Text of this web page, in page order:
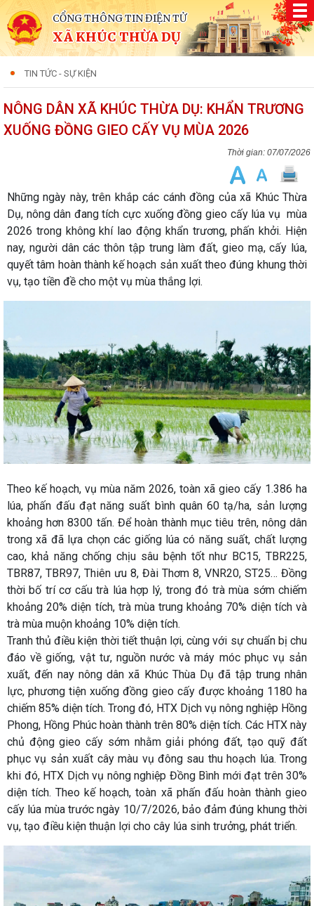
CỔNG THÔNG TIN ĐIỆN TỬ
XÃ KHÚC THỪA DỤ
TIN TỨC - SỰ KIỆN
NÔNG DÂN XÃ KHÚC THỪA DỤ: KHẨN TRƯƠNG
XUỐNG ĐỒNG GIEO CẤY VỤ MÙA 2026
07/07/2026
Những ngày này, trên khắp các cánh đồng của xã Khúc Thừa
Dụ, nông dân đang tích cực xuống đồng gieo cấy lúa vụ mùa
2026 trong không khí lao động khẩn trương, phấn khởi. Hiện
nay, người dân các thôn tập trung làm đất, gieo mạ, cấy lúa,
quyết tâm hoàn thành kế hoạch sản xuất theo đúng khung thời
vụ, tạo tiền đề cho một vụ mùa thắng lợi.
Theo kế hoạch, vụ mùa năm 2026, toàn xã gieo cấy 1.386 ha
lúa, phấn đấu đạt năng suất bình quân 60 tạ/ha, sản lượng
khoảng hơn 8300 tấn. Để hoàn thành mục tiêu trên, nông dân
trong xã đã lựa chọn các giống lúa có năng suất, chất lượng
cao, khả năng chống chịu sâu bệnh tốt như BC15, TBR225,
TBR87, TBR97, Thiên ưu 8, Đài Thơm 8, VNR20, ST25… Đồng
thời bố trí cơ cấu trà lúa hợp lý, trong đó trà mùa sớm chiếm
khoảng 20% diện tích, trà mùa trung khoảng 70% diện tích và
trà mùa muộn khoảng 10% diện tích.
Tranh thủ điều kiện thời tiết thuận lợi, cùng với sự chuẩn bị chu
đáo về giống, vật tư, nguồn nước và máy móc phục vụ sản
xuất, đến nay nông dân xã Khúc Thùa Dụ đã tập trung nhân
lực, phương tiện xuống đồng gieo cấy được khoảng 1180 ha
chiếm 85% diện tích. Trong đó, HTX Dịch vụ nông nghiệp Hồng
Phong, Hồng Phúc hoàn thành trên 80% diện tích. Các HTX này
chủ động gieo cấy sớm nhằm giải phóng đất, tạo quỹ đất
phục vụ sản xuất cây màu vụ đông sau thu hoạch lúa. Trong
khi đó, HTX Dịch vụ nông nghiệp Đồng Bình mới đạt trên 30%
diện tích. Theo kế hoạch, toàn xã phấn đấu hoàn thành gieo
cấy lúa mùa trước ngày 10/7/2026, bảo đảm đúng khung thời
vụ, tạo điều kiện thuận lợi cho cây lúa sinh trưởng, phát triển.